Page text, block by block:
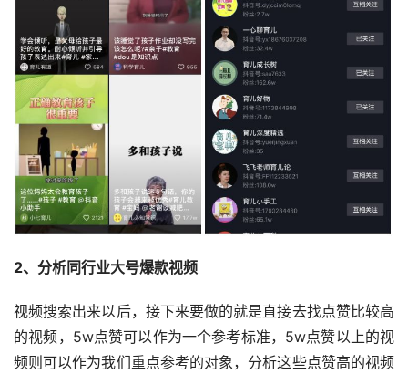
2、分析同行业大号爆款视频
视频搜索出来以后，接下来要做的就是直接去找点赞比较高
的视频，5w点赞可以作为一个参考标准，5w点赞以上的视
频则可以作为我们重点参考的对象，分析这些点赞高的视频